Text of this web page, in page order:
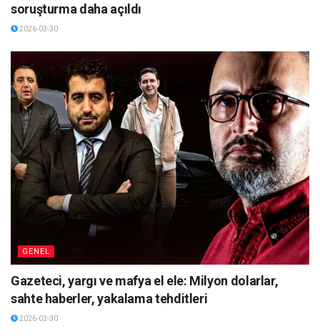
soruşturma daha açıldı
2026-03-30
GENEL
Gazeteci, yargı ve mafya el ele: Milyon dolarlar,
sahte haberler, yakalama tehditleri
2026-03-30